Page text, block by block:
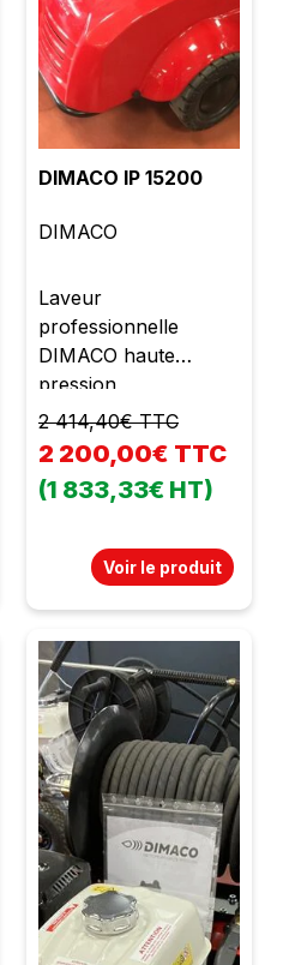
DIMACO IP 15200
DIMACO
Laveur
professionnelle
DIMACO haute
pression
2 414,40€ TTC
2 200,00€ TTC
(1 833,33€ HT)
Voir le produit